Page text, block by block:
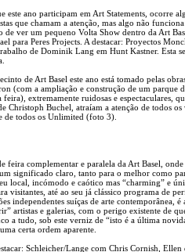
este ano participam em Art Statements, ocorre
que chamam a atenção, mas algo não
de ver um pequeno Volta Show dentro da Art
para Peres Projects. A destacar: Proyectos
de Dominik Lang em Hunt Kastner. Esta
de Art Basel este ano está tomado pelas
(com a ampliação e construção de um parque
feira), extremamente ruidosas e espectaculares,
Christoph Buchel, atraíam a atenção de todos os
de todos os Unlimited (foto 3).
feira complementar e paralela da Art Basel, onde
significado claro, tanto para o melhor como
local, incómodo e caótico mas “charming” e
visitantes, até ao seu já clássico programa de
independentes suíças de arte contemporânea, é
artistas e galerias, com o perigo existente de
a tudo, sob este verniz de “isto é a última
certa ordem aparente.
Schleicher/Lange com Chris Cornish,